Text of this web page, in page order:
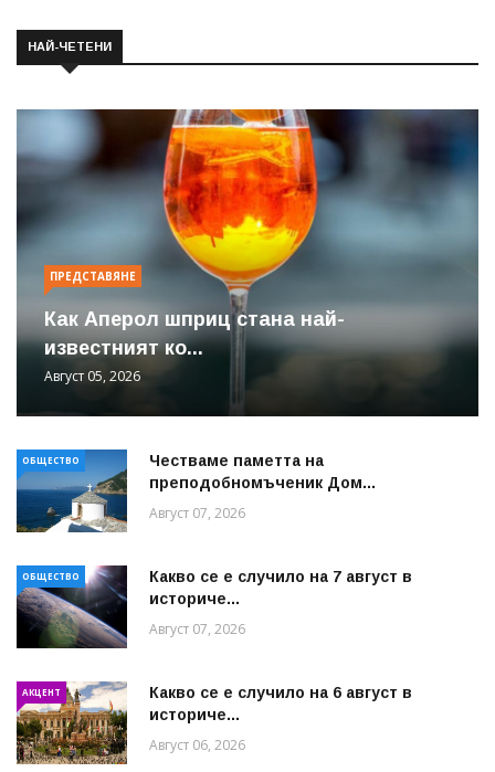
НАЙ-ЧЕТЕНИ
ПРЕДСТАВЯНЕ
Как Аперол шприц стана най-
известният ко...
Август 05, 2026
ОБЩЕСТВО
Честваме паметта на
преподобномъченик Дом...
Август 07, 2026
ОБЩЕСТВО
Какво се е случило на 7 август в
историче...
Август 07, 2026
АКЦЕНТ
Какво се е случило на 6 август в
историче...
Август 06, 2026